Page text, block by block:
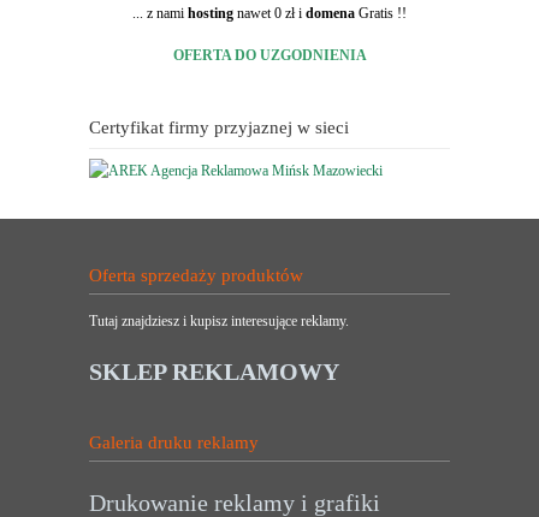
... z nami hosting nawet 0 zł i domena Gratis !!
OFERTA DO UZGODNIENIA
Certyfikat firmy przyjaznej w sieci
Oferta sprzedaży produktów
Tutaj znajdziesz i kupisz interesujące reklamy.
SKLEP REKLAMOWY
Galeria druku reklamy
Drukowanie reklamy i grafiki